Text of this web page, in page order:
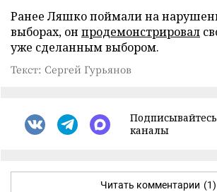
Ранее Ляшко поймали на
выборах, он продемонстрировал
уже сделанным выбором.
Текст: Сергей Гурьянов
каналы
Читать комментарии (1)